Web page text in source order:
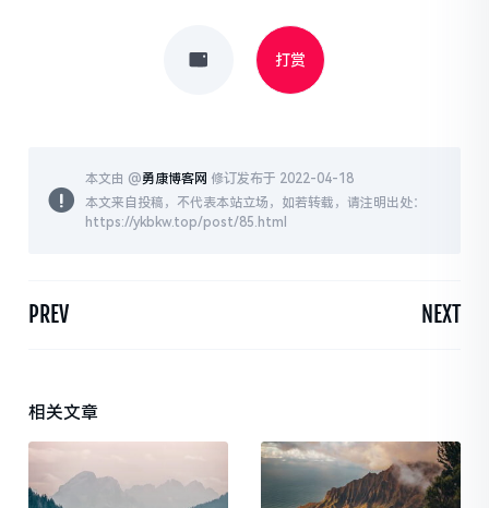
打赏
本文由 @勇康博客网 修订发布于 2022-04-18
本文来自投稿，不代表本站立场，如若转载，请注明出处：
https://ykbkw.top/post/85.html
PREV NEXT
相关文章